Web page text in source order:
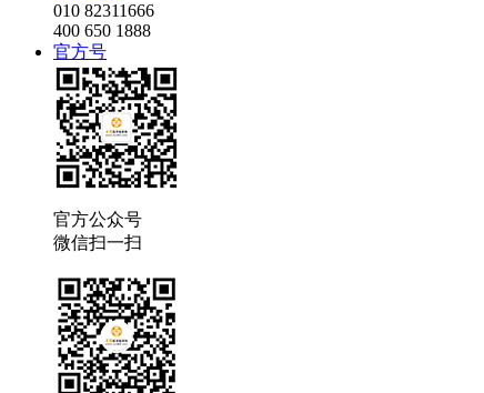
010 82311666
400 650 1888
官方号
官方公众号
微信扫一扫